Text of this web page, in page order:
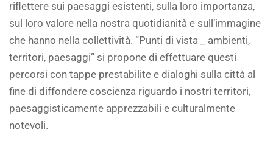
riflettere sui paesaggi esistenti, sulla loro importanza,
sul loro valore nella nostra quotidianità e sull’immagine
che hanno nella collettività. “Punti di vista _ ambienti,
territori, paesaggi” si propone di effettuare questi
percorsi con tappe prestabilite e dialoghi sulla città al
fine di diffondere coscienza riguardo i nostri territori,
paesaggisticamente apprezzabili e culturalmente
notevoli.